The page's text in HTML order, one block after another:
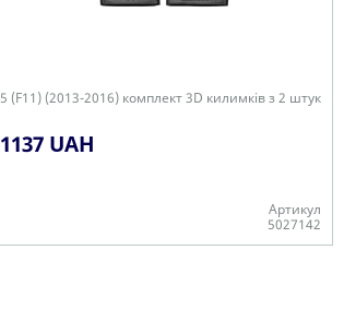
5 (F11) (2013-2016) комплект 3D килимків з 2 штук
1137 UAH
Артикул
5027142